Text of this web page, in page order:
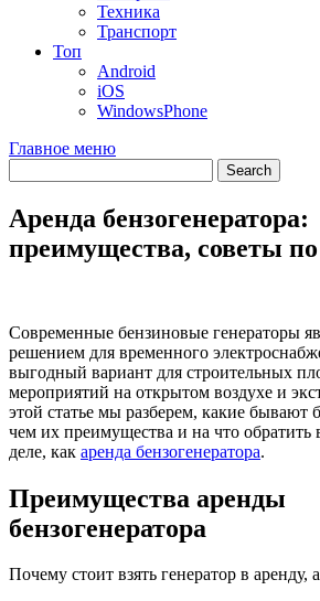
Техника
Транспорт
Топ
Android
iOS
WindowsPhone
Главное меню
Аренда бензогенератора:
преимущества, советы
Современные бензиновые генераторы
решением для временного
выгодный вариант для строительных
мероприятий на открытом воздухе и
этой статье мы разберем, какие бывают
чем их преимущества и на что обратить
деле, как аренда бензогенератора.
Преимущества аренды
бензогенератора
Почему стоит взять генератор в аренду,